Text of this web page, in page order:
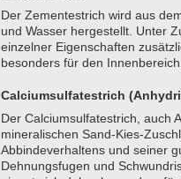
Der Zementestrich wird aus
und Wasser hergestellt. Unter
einzelner Eigenschaften
besonders für den Innenbereich.
Calciumsulfatestrich
Der Calciumsulfatestrich, auch
mineralischen Sand-Kies-
Abbindeverhaltens und seiner
Dehnungsfugen und